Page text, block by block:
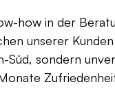
how in der
unserer
sondern